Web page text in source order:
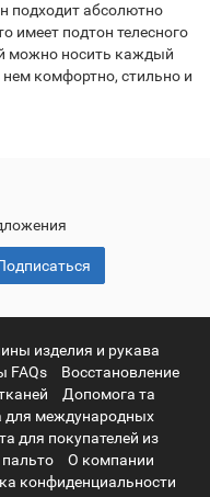
подходит абсолютно
имеет подтон телесного
можно носить каждый
нем комфортно, стильно и
изделия и рукава
FAQs
Восстановление
Допомога та
для международных
для покупателей из
О компании
конфиденциальности